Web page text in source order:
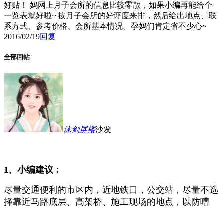
好贴！ 妈网上月子会所的信息比较零散，如果小编再能给个
一览表就好啦~ 按月子会所的好评度来排，然后给出地点、联
系方式、参考价格、会所基本情况。孕妈们肯定省不少心~
2016/02/19回复
全部回帖
沐剑屏楼沙发
1、小编建议：
尽量交通便利的市区内，近地铁口，公交站，尽量不选
择靠近马路底层、高架桥、施工现场的地点，以防嘈